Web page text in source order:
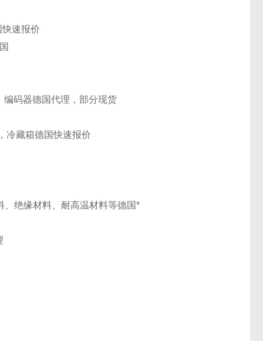
快速报价
编码器德国代理，部分现货
冷藏箱德国快速报价
、绝缘材料、耐高温材料等德国*